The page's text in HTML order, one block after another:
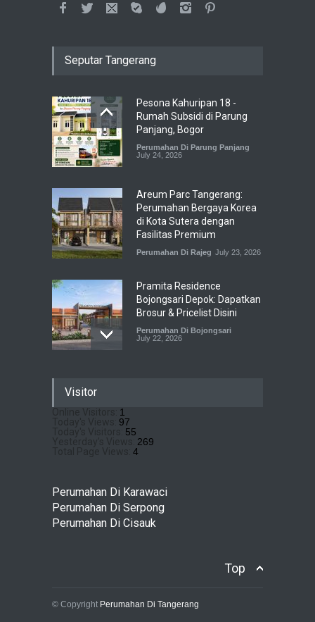
Seputar Tangerang
Pesona Kahuripan 18 -
Rumah Subsidi di Parung
Panjang, Bogor
Perumahan Di Parung Panjang
July 24, 2026
Areum Parc Tangerang:
Perumahan Bergaya Korea
di Kota Sutera dengan
Fasilitas Premium
Perumahan Di Rajeg July 23, 2026
Pramita Residence
Bojongsari Depok: Dapatkan
Brosur & Pricelist Disini
Perumahan Di Bojongsari
July 22, 2026
Nuansa Resort di Gading
Serpong
Perumahan Di Serpong
Visitor
1
97
55
269
4
Perumahan Di Karawaci
Perumahan Di Serpong
Perumahan Di Cisauk
Top
© Copyright Perumahan Di Tangerang